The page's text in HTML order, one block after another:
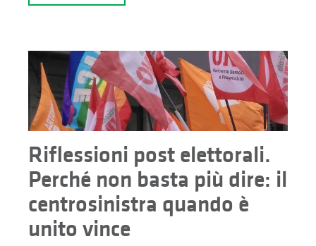
Riflessioni post elettorali.
Perché non basta più dire: il
centrosinistra quando è
unito vince